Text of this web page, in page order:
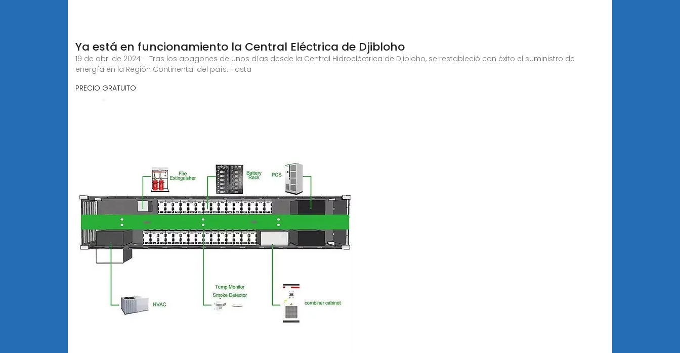
Ya está en funcionamiento la Central Eléctrica de Djibloho
19 de abr. de 2024 · Tras los apagones de unos días desde la Central Hidroeléctrica de Djibloho, se restableció con éxito el suministro de
energía en la Región Continental del país. Hasta
PRECIO GRATUITO